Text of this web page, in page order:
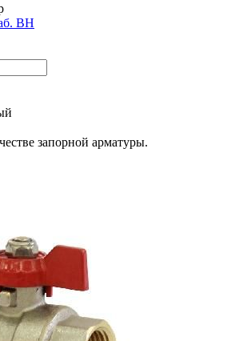
ВН
запорной арматуры.